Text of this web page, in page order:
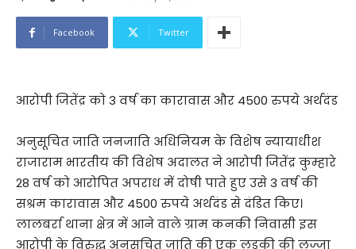
Facebook Twitter
आरोपी जितेंद्र को 3 वर्ष का कारावास और 4500 रुपये अर्थदंड
अनुसूचित जाति जनजाति अधिनियम के विशेष न्यायाधीश
राजाराम भारतीय की विशेष अदालत ने आरोपी जितेंद्र कुम्हारे
28 वर्ष को आरोपित अपराध में दोषी पाते हुए उसे 3 वर्ष की
सश्रम कारावास और 4500 रुपये अर्थदंड से दंडित किए।
लालबर्रा थाना क्षेत्र में आने वाले ग्राम कनकी निवासी इस
आरोपी के विरुद्ध अनुसूचित जाति की एक लड़की की लज्जा